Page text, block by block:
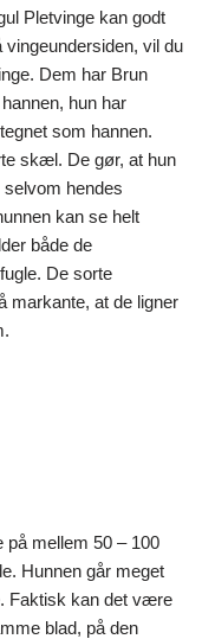
Pletvinge kan godt
vil du
Dem har Brun
hun har
som hannen.
skæl. De gør, at hun
hendes
kan se helt
både de
De sorte
markante, at de ligner
mellem 50 – 100
Hunnen går meget
Faktisk kan det være
blad, på den